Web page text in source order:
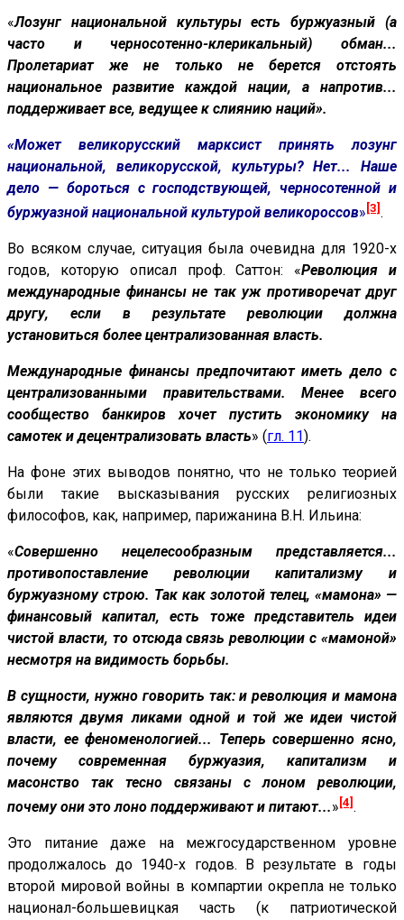
«Лозунг национальной культуры есть буржуазный (а
часто и черносотенно-клерикальный) обман...
Пролетариат же не только не берется отстоять
национальное развитие каждой нации, а напротив...
поддерживает все, ведущее к слиянию наций».
«Может великорусский марксист принять лозунг
национальной, великорусской, культуры? Нет... Наше
дело — бороться с господствующей, черносотенной и
буржуазной национальной культурой великороссов» [3] .
Во всяком случае, ситуация была очевидна для 1920-х
годов, которую описал проф. Саттон: «Революция и
международные финансы не так уж противоречат друг
другу, если в результате революции должна
установиться более централизованная власть.
Международные финансы предпочитают иметь дело с
централизованными правительствами. Менее всего
сообщество банкиров хочет пустить экономику на
самотек и децентрализовать власть» (гл. 11).
На фоне этих выводов понятно, что не только теорией
были такие высказывания русских религиозных
философов, как, например, парижанина В.Н. Ильина:
«Совершенно нецелесообразным представляется...
противопоставление революции капитализму и
буржуазному строю. Так как золотой телец, «мамона» —
финансовый капитал, есть тоже представитель идеи
чистой власти, то отсюда связь революции с «мамоной»
несмотря на видимость борьбы.
В сущности, нужно говорить так: и революция и мамона
являются двумя ликами одной и той же идеи чистой
власти, ее феноменологией... Теперь совершенно ясно,
почему современная буржуазия, капитализм и
масонство так тесно связаны с лоном революции,
почему они это лоно поддерживают и питают...» [4] .
Это питание даже на межгосударственном уровне
продолжалось до 1940-х годов. В результате в годы
второй мировой войны в компартии окрепла не только
национал-большевицкая часть (к патриотической